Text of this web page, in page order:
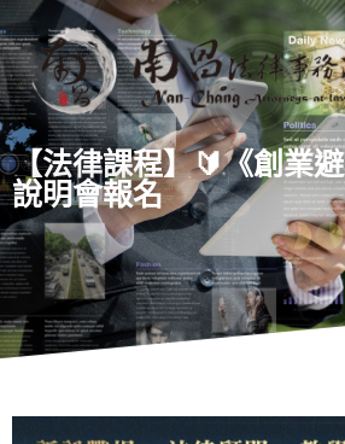
【法律課程】🔰《創業
說明會報名